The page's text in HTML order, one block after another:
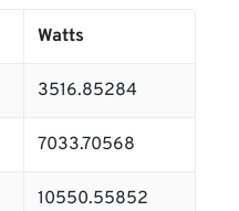
Watts
3516.85284
7033.70568
10550.55852